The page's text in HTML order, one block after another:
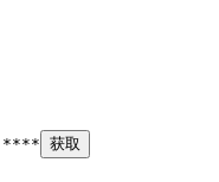
**** 获取